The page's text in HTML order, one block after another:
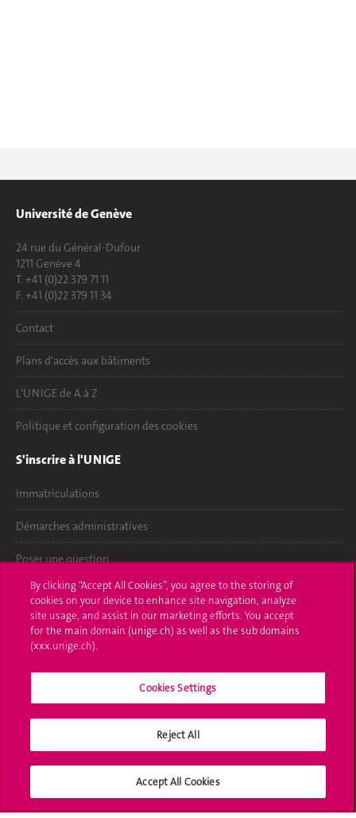
Université de Genève
24 rue du Général-Dufour
1211 Genève 4
T. +41 (0)22 379 71 11
F. +41 (0)22 379 11 34
Contact
Plans d'accès aux bâtiments
L'UNIGE de A à Z
Politique et configuration des cookies
S'inscrire à l'UNIGE
Immatriculations
Démarches administratives
Poser une question
L'UNIGE vous informe
UNIGE Mobile
Bibliothèque
Médias sociaux UNIGE
By clicking “Accept All Cookies”, you agree to the storing of
cookies on your device to enhance site navigation, analyze
site usage, and assist in our marketing efforts. You accept
for the main domain (unige.ch) as well as the sub domains
(xxx.unige.ch).
Cookies Settings
Reject All
Accept All Cookies